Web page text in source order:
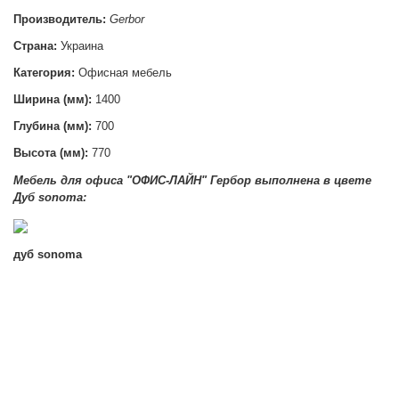
Производитель: Gerbor
Страна: Украина
Категория: Офисная мебель
Ширина (мм): 1400
Глубина (мм): 700
Высота (мм): 770
Мебель для офиса "ОФИС-ЛАЙН" Гербор выполнена в цвете
Дуб sonoma:
дуб sonoma